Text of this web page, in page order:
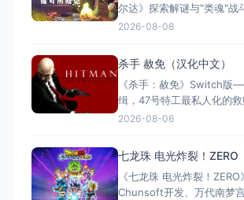
尔达》探索解谜与"类魂"战
冒险游戏。玩家扮演冒险家
程，Switch版售价$21.99。
测"多半好评"，好评率85%
实的打击
2026-08-08
杀手 赦免（汉化中文）
《杀手：赦免》Switch版
缉，47号特工最私人化的
型：动作冒险类（第三人称
称：杀手：赦免（官方繁体
名称：Hitman: Absoluti
2026-08-06
七龙珠 电光炸裂！ZERO
《七龙珠 电光炸裂！
Chunsoft开发、万代南梦